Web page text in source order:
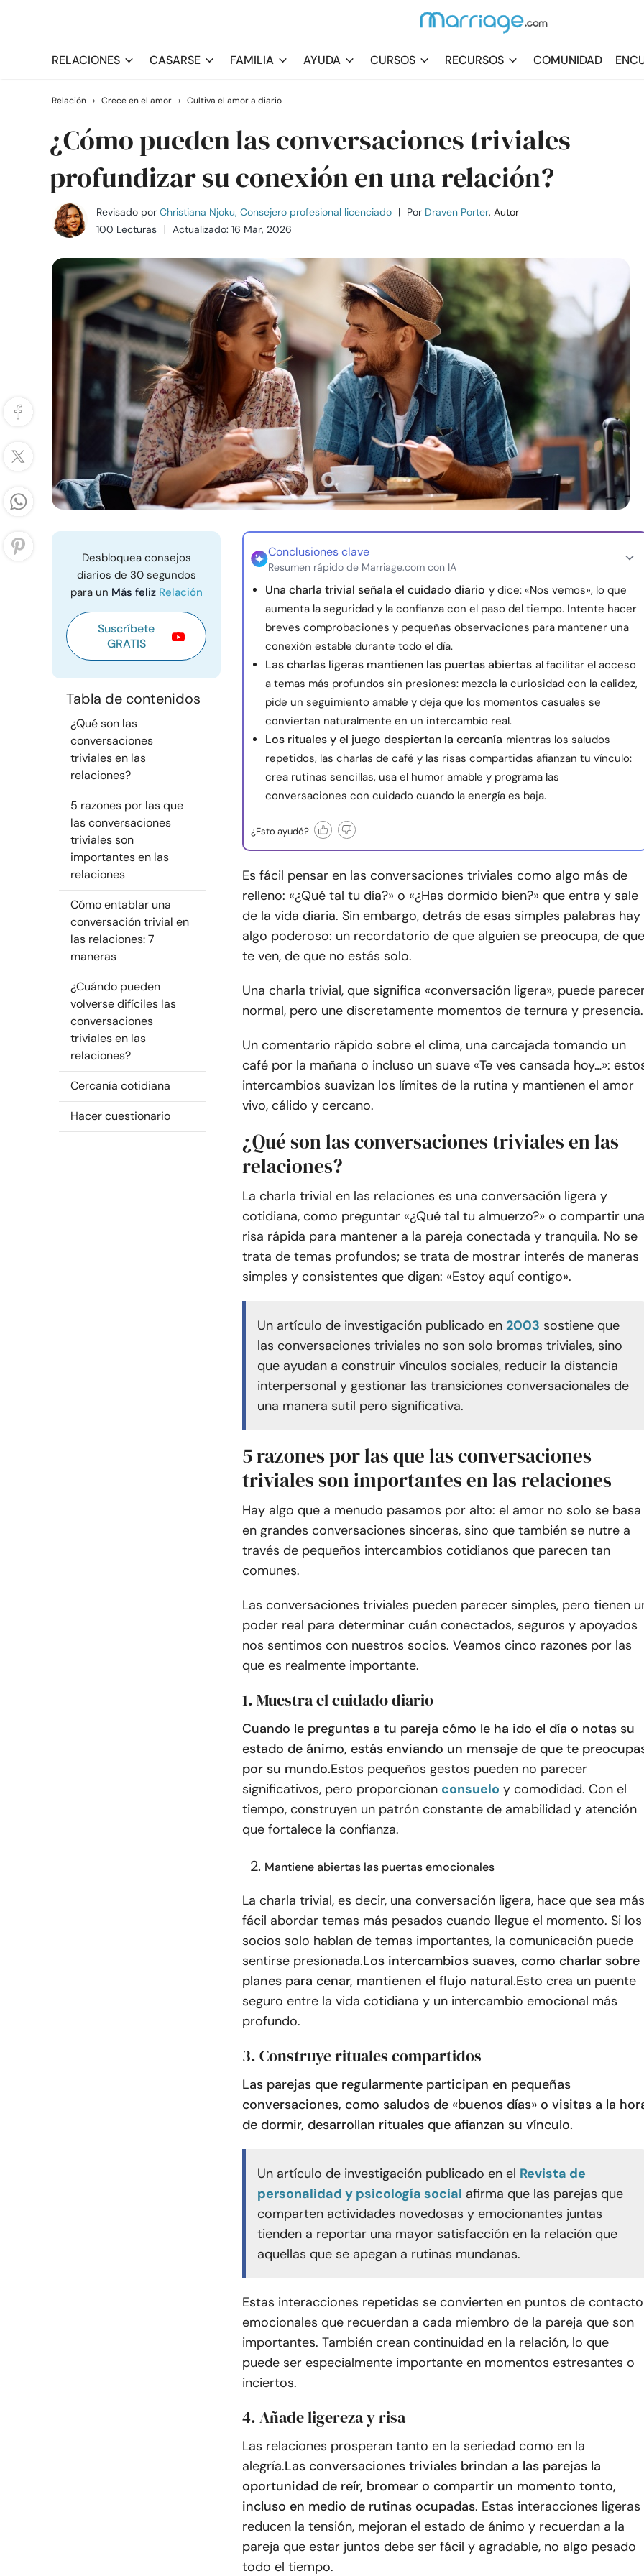
RELACIONES CASARSE FAMILIA AYUDA CURSOS RECURSOS COMUNIDAD
Relación › Crece en el amor › Cultiva el amor a diario
¿Cómo pueden las conversaciones triviales
profundizar su conexión en una relación?
Revisado por Christiana Njoku, Consejero profesional licenciado | Por Draven Porter, Autor
100 Lecturas
Actualizado: 16 Mar, 2026
Desbloquea consejos
diarios de 30 segundos
para un Más feliz Relación
Suscríbete
GRATIS
Tabla de contenidos
¿Qué son las
conversaciones
triviales en las
relaciones?
5 razones por las que
las conversaciones
triviales son
importantes en las
relaciones
Cómo entablar una
conversación trivial en
las relaciones: 7
maneras
¿Cuándo pueden
volverse difíciles las
conversaciones
triviales en las
relaciones?
Cercanía cotidiana
Hacer cuestionario
Conclusiones clave
Resumen rápido de Marriage.com con IA
Una charla trivial señala el cuidado diario y dice: «Nos vemos», lo que
aumenta la seguridad y la confianza con el paso del tiempo. Intente hacer
breves comprobaciones y pequeñas observaciones para mantener una
conexión estable durante todo el día.
Las charlas ligeras mantienen las puertas abiertas al facilitar el acceso
a temas más profundos sin presiones: mezcla la curiosidad con la calidez,
pide un seguimiento amable y deja que los momentos casuales se
conviertan naturalmente en un intercambio real.
Los rituales y el juego despiertan la cercanía mientras los saludos
repetidos, las charlas de café y las risas compartidas afianzan tu vínculo:
crea rutinas sencillas, usa el humor amable y programa las
conversaciones con cuidado cuando la energía es baja.
¿Esto ayudó?
Es fácil pensar en las conversaciones triviales como algo más de
relleno: «¿Qué tal tu día?» o «¿Has dormido bien?» que entra y sale
de la vida diaria. Sin embargo, detrás de esas simples palabras hay
algo poderoso: un recordatorio de que alguien se preocupa, de que
te ven, de que no estás solo.
Una charla trivial, que significa «conversación ligera», puede
normal, pero une discretamente momentos de ternura y presencia.
Un comentario rápido sobre el clima, una carcajada tomando un
café por la mañana o incluso un suave «Te ves cansada hoy…»:
intercambios suavizan los límites de la rutina y mantienen el amor
vivo, cálido y cercano.
¿Qué son las conversaciones triviales en las
relaciones?
La charla trivial en las relaciones es una conversación ligera y
cotidiana, como preguntar «¿Qué tal tu almuerzo?» o compartir una
risa rápida para mantener a la pareja conectada y tranquila. No se
trata de temas profundos; se trata de mostrar interés de maneras
simples y consistentes que digan: «Estoy aquí contigo».
Un artículo de investigación publicado en 2003 sostiene que
las conversaciones triviales no son solo bromas triviales, sino
que ayudan a construir vínculos sociales, reducir la distancia
interpersonal y gestionar las transiciones conversacionales de
una manera sutil pero significativa.
5 razones por las que las conversaciones
triviales son importantes en las relaciones
Hay algo que a menudo pasamos por alto: el amor no solo se basa
en grandes conversaciones sinceras, sino que también se nutre a
través de pequeños intercambios cotidianos que parecen tan
comunes.
Las conversaciones triviales pueden parecer simples, pero tienen
poder real para determinar cuán conectados, seguros y apoyados
nos sentimos con nuestros socios. Veamos cinco razones por las
que es realmente importante.
1. Muestra el cuidado diario
Cuando le preguntas a tu pareja cómo le ha ido el día o notas su
estado de ánimo, estás enviando un mensaje de que te
por su mundo.Estos pequeños gestos pueden no parecer
significativos, pero proporcionan consuelo y comodidad. Con el
tiempo, construyen un patrón constante de amabilidad y atención
que fortalece la confianza.
Mantiene abiertas las puertas emocionales
La charla trivial, es decir, una conversación ligera, hace que sea más
fácil abordar temas más pesados cuando llegue el momento. Si los
socios solo hablan de temas importantes, la comunicación puede
sentirse presionada.Los intercambios suaves, como charlar sobre
planes para cenar, mantienen el flujo natural.Esto crea un puente
seguro entre la vida cotidiana y un intercambio emocional más
profundo.
3. Construye rituales compartidos
Las parejas que regularmente participan en pequeñas
conversaciones, como saludos de «buenos días» o visitas a la
de dormir, desarrollan rituales que afianzan su vínculo.
Un artículo de investigación publicado en el Revista de
personalidad y psicología social afirma que las parejas que
comparten actividades novedosas y emocionantes juntas
tienden a reportar una mayor satisfacción en la relación que
aquellas que se apegan a rutinas mundanas.
Estas interacciones repetidas se convierten en puntos de contacto
emocionales que recuerdan a cada miembro de la pareja que son
importantes. También crean continuidad en la relación, lo que
puede ser especialmente importante en momentos estresantes o
inciertos.
4. Añade ligereza y risa
Las relaciones prosperan tanto en la seriedad como en la
alegría.Las conversaciones triviales brindan a las parejas la
oportunidad de reír, bromear o compartir un momento tonto,
incluso en medio de rutinas ocupadas. Estas interacciones ligeras
reducen la tensión, mejoran el estado de ánimo y recuerdan a la
pareja que estar juntos debe ser fácil y agradable, no algo pesado
todo el tiempo.